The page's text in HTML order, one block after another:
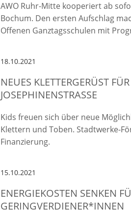
AWO Ruhr-Mitte kooperiert ab
Bochum. Den ersten Aufschlag
Offenen Ganztagsschulen mit
18.10.2021
NEUES KLETTERGERÜST
JOSEPHINENSTRASSE
Kids freuen sich über neue
Klettern und Toben. Stadtwerke-
Finanzierung.
15.10.2021
ENERGIEKOSTEN SENKEN
GERINGVERDIENER*INNEN